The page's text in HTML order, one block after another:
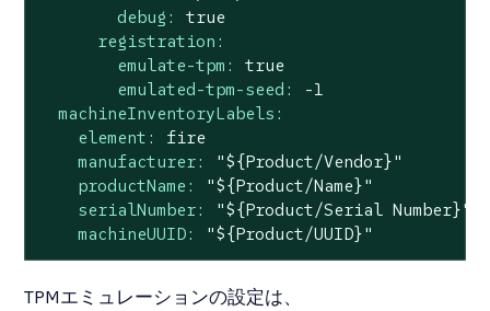
debug:
true
registration:
emulate-tpm:
true
emulated-tpm-seed:
-1
machineInventoryLabels:
element:
fire
manufacturer:
"${Product/Vendor}"
productName:
"${Product/Name}"
serialNumber:
"${Product/Serial Number}"
machineUUID:
"${Product/UUID}"
TPMエミュレーションの設定は、